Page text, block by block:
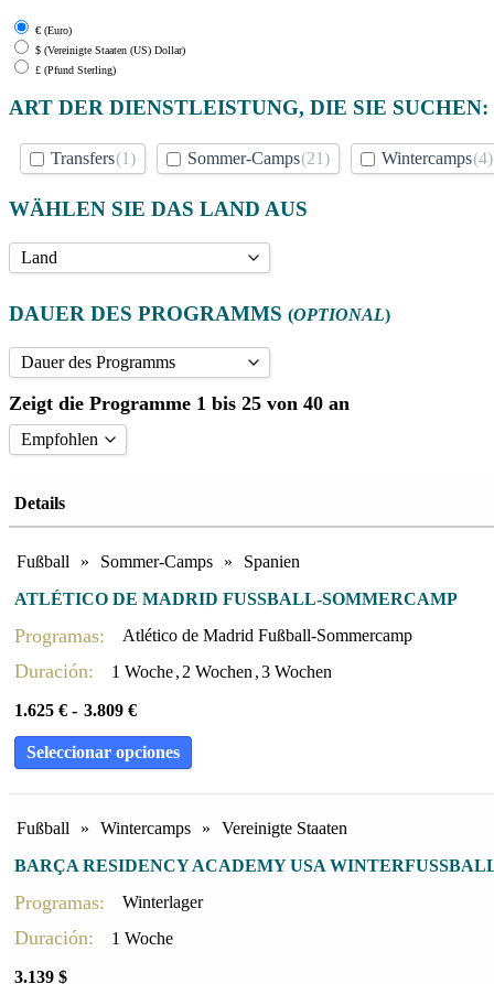
€ (Euro)
$ (Vereinigte Staaten (US) Dollar)
£ (Pfund Sterling)
ART DER DIENSTLEISTUNG, DIE SIE SUCHEN:
Transfers(1) Sommer-Camps(21) Wintercamps(4)
WÄHLEN SIE DAS LAND AUS
Land
Großbritannien
Spanien
Vereinigte Staaten
DAUER DES PROGRAMMS (OPTIONAL)
Dauer des Programms
1 Woche(24)
10 Monate(4)
10-Monats-Programm. Leicester Academy
2 Wochen(23)
3 Monate(4)
3 Wochen
4 Wochen
5 Wochen
(1)
6 Monate(7)
6 Wochen(2)
9 Monate(3)
Zeigt die Programme 1 bis 25 von 40 an
Empfohlen
Niedrigster Preis zuerst
Sortiert nach Sportarten und Ländern
Details
Fußball » Sommer-Camps »
Spanien
ATLÉTICO DE MADRID FUSSBALL-SOMMERCAMP
Programas: Atlético de Madrid Fußball-Sommercamp
Duración: 1 Woche , 2 Wochen ,3 Wochen
1.625 € - 3.809 €
Seleccionar opciones
Fußball » Wintercamps »
Vereinigte Staaten
BARÇA RESIDENCY ACADEMY USA
Programas: Winterlager
Duración: 1 Woche
3.139 $